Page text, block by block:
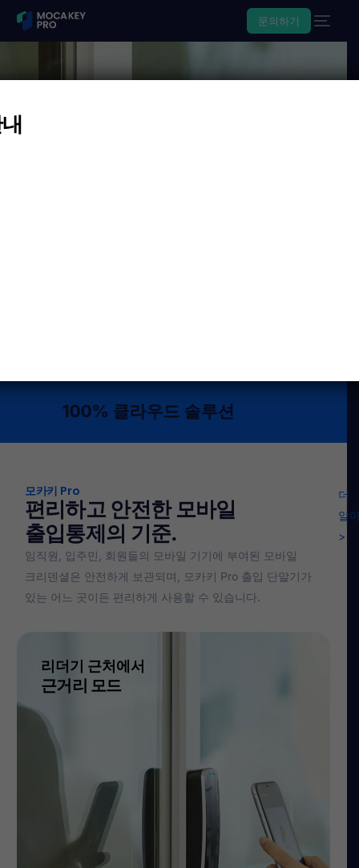
문의하기
클라우드 솔루션
모카키 Pro
편리하고 안전한 모바일
출입통제의 기준.
임직원, 입주민, 회원들의 모바일 기기에 부여된 모바일
크리덴셜은 안전하게 보관되며, 모카키 Pro 출입 단말기가
있는 어느 곳이든 편리하게 사용할 수 있습니다.
더
알
>
리더기 근처에서
근거리 모드